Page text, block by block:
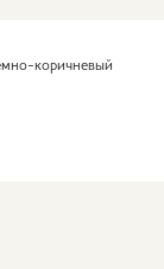
коричневый